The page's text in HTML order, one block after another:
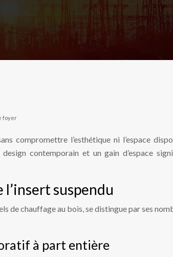
foyer
compromettre l’esthétique ni l’espace
contemporain et un gain d’espace
l’insert suspendu
de chauffage au bois, se distingue par ses
à part entière